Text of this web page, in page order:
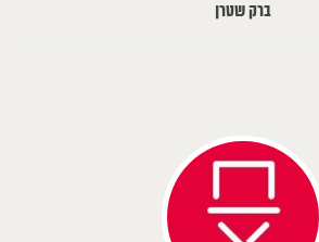
ברק שטרן